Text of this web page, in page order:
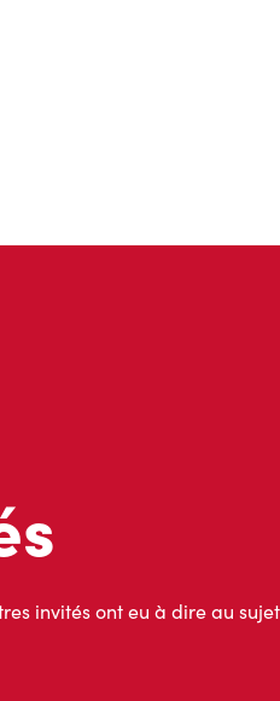
invités ont eu à dire au